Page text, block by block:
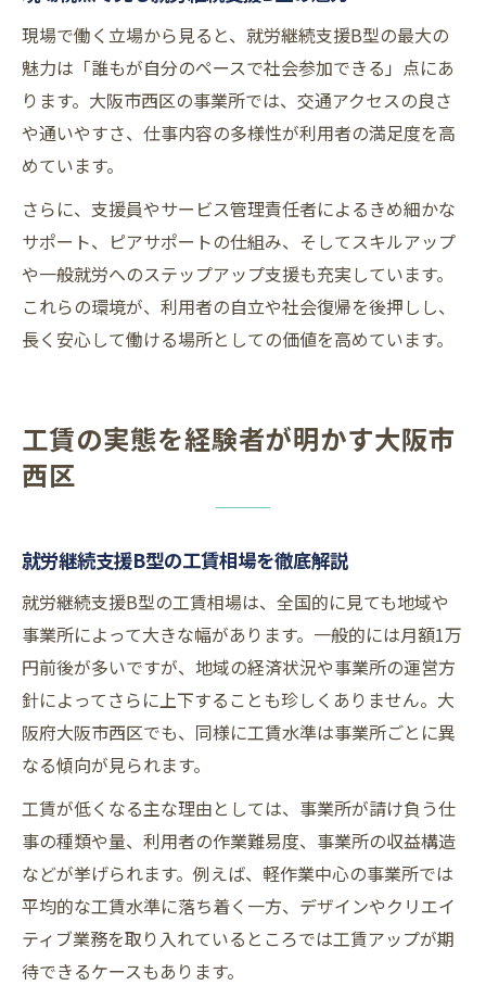
現場で働く立場から見ると、就労継続支援B型の最大の
魅力は「誰もが自分のペースで社会参加できる」点にあ
ります。大阪市西区の事業所では、交通アクセスの良さ
や通いやすさ、仕事内容の多様性が利用者の満足度を高
めています。
さらに、支援員やサービス管理責任者によるきめ細かな
サポート、ピアサポートの仕組み、そしてスキルアップ
や一般就労へのステップアップ支援も充実しています。
これらの環境が、利用者の自立や社会復帰を後押しし、
長く安心して働ける場所としての価値を高めています。
工賃の実態を経験者が明かす大阪市
西区
就労継続支援B型の工賃相場を徹底解説
就労継続支援B型の工賃相場は、全国的に見ても地域や
事業所によって大きな幅があります。一般的には月額1万
円前後が多いですが、地域の経済状況や事業所の運営方
針によってさらに上下することも珍しくありません。大
阪府大阪市西区でも、同様に工賃水準は事業所ごとに異
なる傾向が見られます。
工賃が低くなる主な理由としては、事業所が請け負う仕
事の種類や量、利用者の作業難易度、事業所の収益構造
などが挙げられます。例えば、軽作業中心の事業所では
平均的な工賃水準に落ち着く一方、デザインやクリエイ
ティブ業務を取り入れているところでは工賃アップが期
待できるケースもあります。